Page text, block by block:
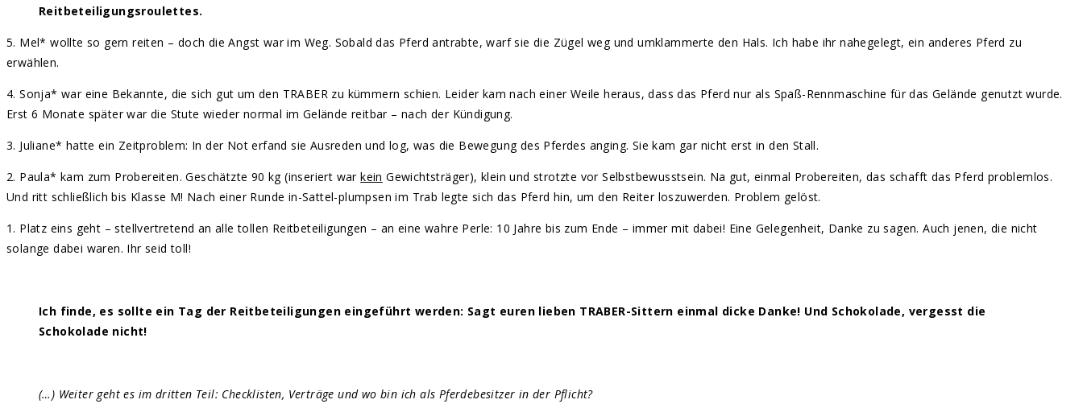
Reitbeteiligungsroulettes.
5. Mel* wollte so gern reiten – doch die Angst war im Weg. Sobald das Pferd antrabte, warf sie die Zügel weg und umklammerte den Hals. Ich habe ihr nahegelegt, ein anderes Pferd zu
erwählen.
4. Sonja* war eine Bekannte, die sich gut um den TRABER zu kümmern schien. Leider kam nach einer Weile heraus, dass das Pferd nur als Spaß-Rennmaschine für das Gelände genutzt wurde.
Erst 6 Monate später war die Stute wieder normal im Gelände reitbar – nach der Kündigung.
3. Juliane* hatte ein Zeitproblem: In der Not erfand sie Ausreden und log, was die Bewegung des Pferdes anging. Sie kam gar nicht erst in den Stall.
2. Paula* kam zum Probereiten. Geschätzte 90 kg (inseriert warkein Gewichtsträger), klein und strotzte vor Selbstbewusstsein. Na gut, einmal Probereiten, das schafft das Pferd problemlos.
Und ritt schließlich bis Klasse M! Nach einer Runde in-Sattel-plumpsen im Trab legte sich das Pferd hin, um den Reiter loszuwerden. Problem gelöst.
1. Platz eins geht – stellvertretend an alle tollen Reitbeteiligungen – an eine wahre Perle: 10 Jahre bis zum Ende – immer mit dabei! Eine Gelegenheit, Danke zu sagen. Auch jenen, die nicht
solange dabei waren. Ihr seid toll!
Ich finde, es sollte ein Tag der Reitbeteiligungen eingeführt werden: Sagt euren lieben TRABER-Sittern einmal dicke Danke! Und Schokolade, vergesst die
Schokolade nicht!
(…) Weiter geht es im dritten Teil: Checklisten, Verträge und wo bin ich als Pferdebesitzer in der Pflicht?